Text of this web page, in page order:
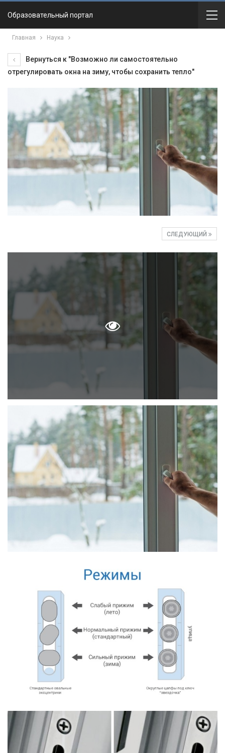
Образовательный портал
Главная Наука
Вернуться к "Возможно ли самостоятельно
отрегулировать окна на зиму, чтобы сохранить тепло"
СЛЕДУЮЩИЙ